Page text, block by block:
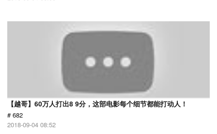
【越哥】60万人打出8 9分，这部电影每个细节都能打动人！
# 682
2018-09-04 08:52